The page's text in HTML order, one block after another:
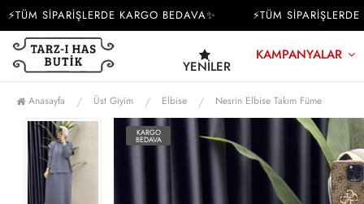
SİPARİŞLERDE KARGO BEDAVA✨ ⚡TÜM SİPARİŞLERDE
YENILER
KAMPANYALAR
Anasayfa Üst Giyim Elbise Nesrin Elbise Takım Füme
KARGO
BEDAVA